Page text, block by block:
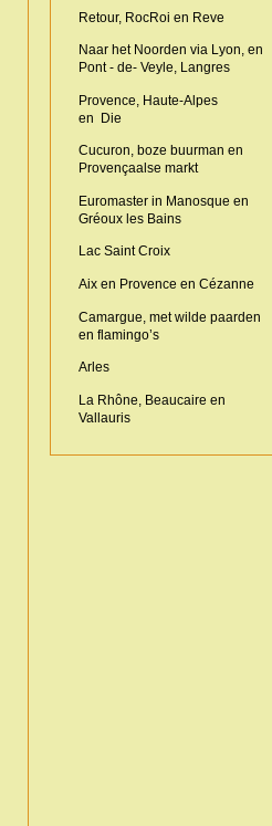
Retour, RocRoi en Reve
Naar het Noorden via Lyon, en
Pont - de- Veyle, Langres
Provence, Haute-Alpes
en Die
Cucuron, boze buurman en
Provençaalse markt
Euromaster in Manosque en
Gréoux les Bains
Lac Saint Croix
Aix en Provence en Cézanne
Camargue, met wilde paarden
en flamingo’s
Arles
La Rhône, Beaucaire en
Vallauris